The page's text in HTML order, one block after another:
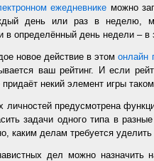
ежедневнике можно
день или раз в неделю,
в определённый день недели – в
новое действие в этомонлайн
ваш рейтинг. И если
некий элемент игры
личностей предусмотрена
задачи одного типа в
каким делам требуется
дел можно назначить